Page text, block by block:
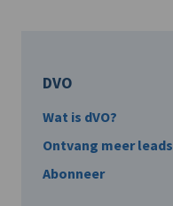
DVO
Wat is dVO?
Ontvang meer leads
Abonneer